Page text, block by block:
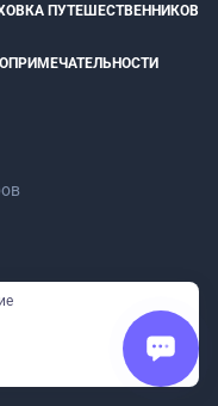
ПУТЕШЕСТВЕННИКОВ